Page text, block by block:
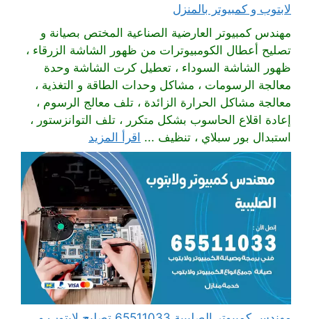
لابتوب و كمبيوتر بالمنزل
مهندس كمبيوتر العارضية الصناعية المختص بصيانة و
تصليح أعطال الكومبيوترات من ظهور الشاشة الزرقاء ،
ظهور الشاشة السوداء ، تعطيل كرت الشاشة وحدة
معالجة الرسومات ، مشاكل وحدات الطاقة و التغذية ،
معالجة مشاكل الحرارة الزائدة ، تلف معالج الرسوم ،
إعادة اقلاع الحاسوب بشكل متكرر ، تلف التوانزستور ،
استبدال بور سبلاي ، تنظيف ... اقرأ المزيد